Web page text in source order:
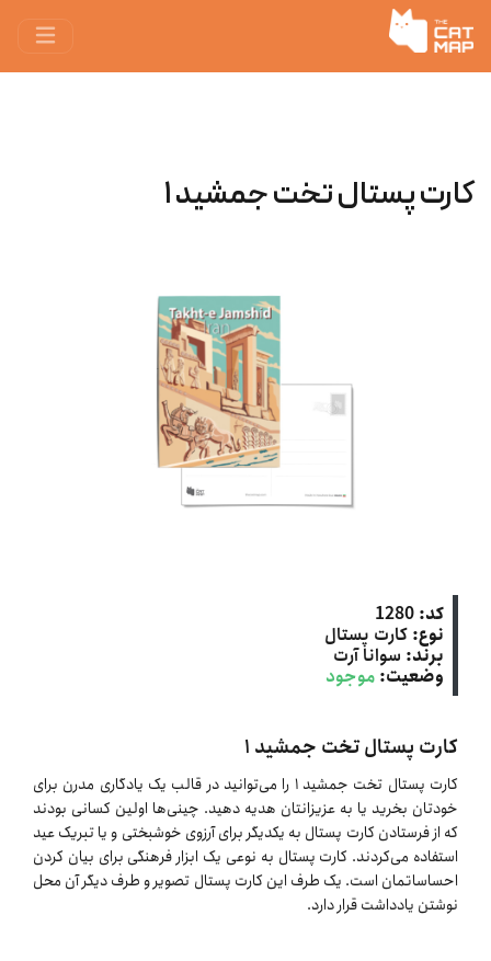
کارت پستال تخت جمشید ۱
کد: 1280
نوع: کارت پستال
برند: سوانا آرت
وضعیت: موجود
کارت پستال تخت جمشید ۱
کارت پستال تخت جمشید ۱ را می‌توانید در قالب یک یادگاری مدرن برای
خودتان بخرید یا به عزیزانتان هدیه دهید. چینی‌ها اولین کسانی بودند
که از فرستادن کارت پستال به یکدیگر برای آرزوی خوشبختی و یا تبریک عید
استفاده می‌کردند. کارت پستال به نوعی یک ابزار فرهنگی برای بیان کردن
احساساتمان است. یک طرف این کارت پستال تصویر و طرف دیگر آن محل
نوشتن یادداشت قرار دارد.